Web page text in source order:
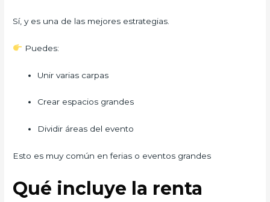
Sí, y es una de las mejores estrategias.
Puedes:
Unir varias carpas
Crear espacios grandes
Dividir áreas del evento
Esto es muy común en ferias o eventos grandes
Qué incluye la renta